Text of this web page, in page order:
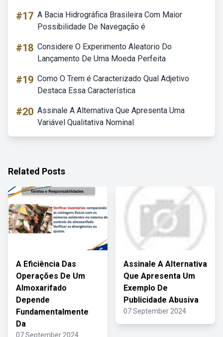
#17 A Bacia Hidrográfica Brasileira Com Maior
Possibilidade De Navegação é
#18 Considere O Experimento Aleatorio Do
Lançamento De Uma Moeda Perfeita
#19 Como O Trem é Caracterizado Qual Adjetivo
Destaca Essa Característica
#20 Assinale A Alternativa Que Apresenta Uma
Variável Qualitativa Nominal
Related Posts
A Eficiência Das
Operações De Um
Almoxarifado
Depende
Fundamentalmente
Da
07 September 2024
Assinale A Alternativa
Que Apresenta Um
Exemplo De
Publicidade Abusiva
07 September 2024